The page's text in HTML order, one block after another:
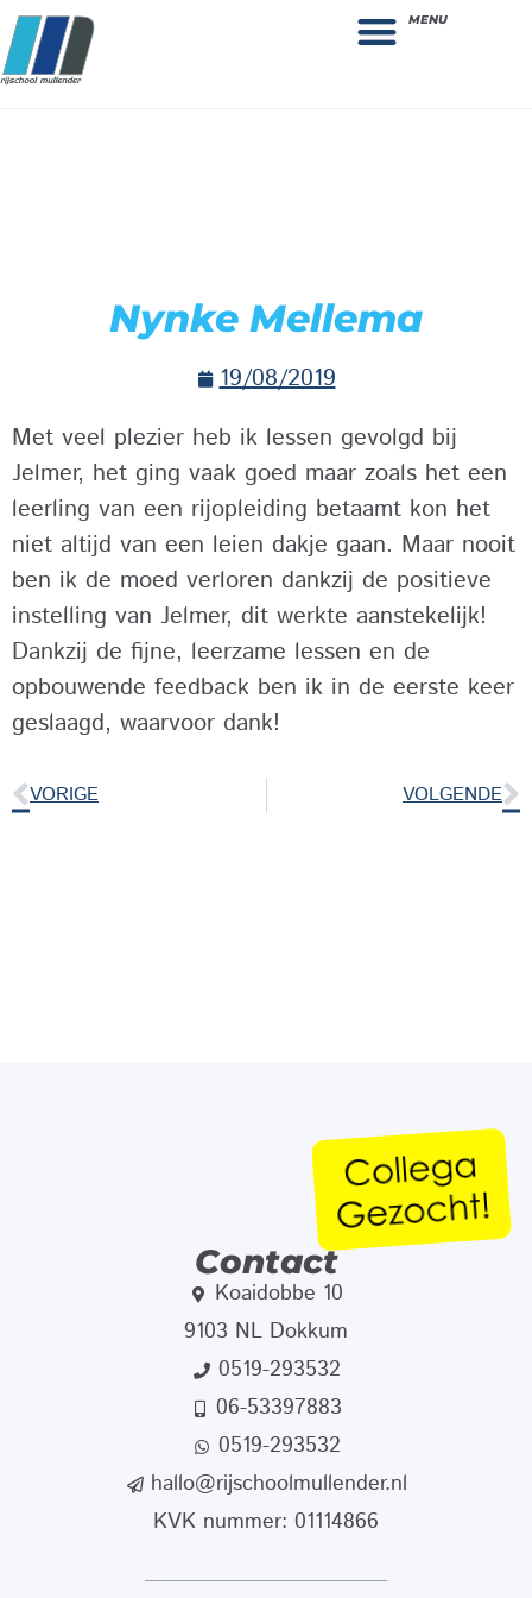
MENU
Nynke Mellema
19/08/2019
Met veel plezier heb ik lessen gevolgd bij
Jelmer, het ging vaak goed maar zoals het een
leerling van een rijopleiding betaamt kon het
niet altijd van een leien dakje gaan. Maar nooit
ben ik de moed verloren dankzij de positieve
instelling van Jelmer, dit werkte aanstekelijk!
Dankzij de fijne, leerzame lessen en de
opbouwende feedback ben ik in de eerste keer
geslaagd, waarvoor dank!
VORIGE VOLGENDE
Contact
Koaidobbe 10
9103 NL Dokkum
0519-293532
06-53397883
0519-293532
hallo@rijschoolmullender.nl
KVK nummer: 01114866